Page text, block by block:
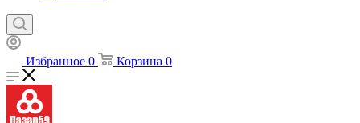
Избранное 0 Корзина 0